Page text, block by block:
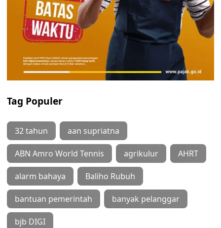
Tag Populer
32 tahun aan supriatna
ABN Amro World Tennis agrikulur AHRT
alarm bahaya Baliho Rubuh
bantuan pemerintah banyak pelanggar
bjb DIGI